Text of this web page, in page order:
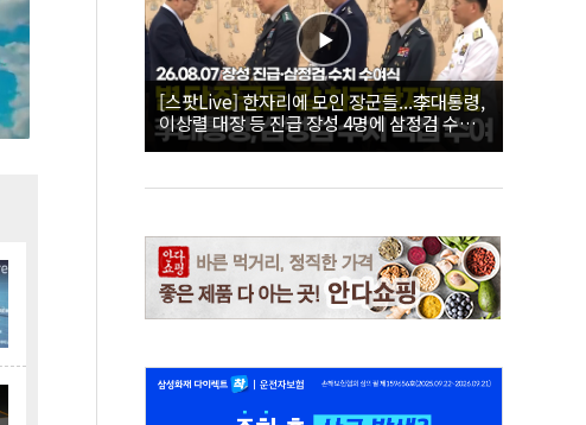
[스팟Live] 한자리에 모인 장군들...李대통령,
이상렬 대장 등 진급 장성 4명에 삼정검 수치
직접 수여｜26.08.07 장성 진급·삼정검 수치